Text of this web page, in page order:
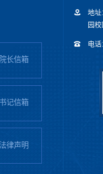
院长信箱
书记信箱
法律声明
地址
园
电话